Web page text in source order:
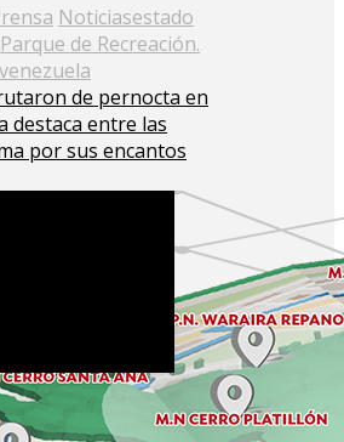
Noticiasestado
Parque de Recreación.
venezuela
de pernocta en
destaca entre las
por sus encantos